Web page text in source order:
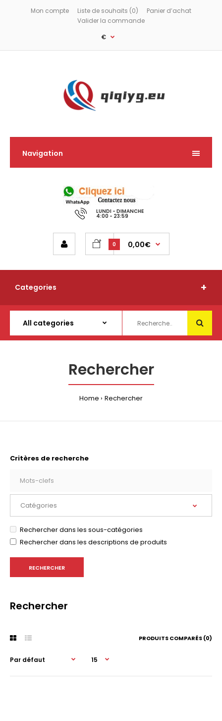
Mon compte Liste de souhaits (0)
Panier d’achat
Valider la commande
€
Navigation
LUNDI - DIMANCHE
4:00 - 23:59
0 0,00€
Categories
Rechercher
Home Rechercher
Critères de recherche
Rechercher dans les sous-catégories
Rechercher dans les descriptions de produits
Rechercher
PRODUITS COMPARÉS (0)